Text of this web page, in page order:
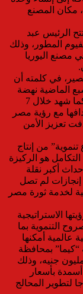
مكان المصنع
الرئيس عبد
المطور، وذلك
مصنع اليوريا
في كلمته أن
الماضية نهضة
غير مسبوقة تتوافق مع أهدافها مع رؤية 2030، كما شهد خلال 7
مع رؤية مصر
تعزيز الأمن
من إنتاج
هو الركيزة
أكبر نقلة
لم تصل
لخدمة ثورة مصر
الاستراتيجية
التنموية بما
عالمية أمكنها
“كيما” بمحافظة
والتي تخطى استثماراتها 11 مليارا و600 مليون جنيه، وذلك
بأسعار
لتطوير المحالج